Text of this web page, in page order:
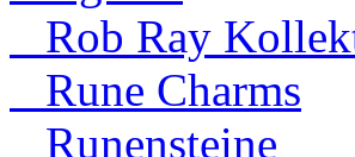
Rob Ray
Rune Charms
Runensteine